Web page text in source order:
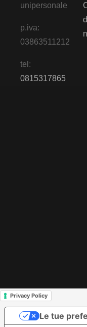
unipersonale
p.iva:
03863511212
tel:
0815317865
Privacy Policy
Le tue